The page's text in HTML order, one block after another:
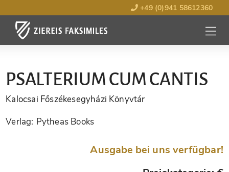
+49 (0)941 58612360
MENÜ
PSALTERIUM CUM CANTIS
Kalocsai Főszékesegyházi Könyvtár
Verlag: Pytheas Books
Ausgabe bei uns verfügbar!